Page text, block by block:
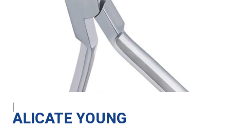
ALICATE YOUNG